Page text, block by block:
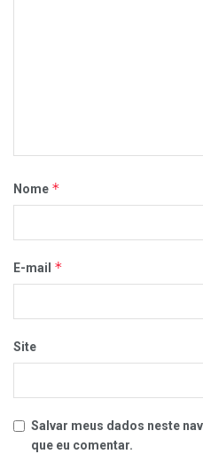
Nome *
E-mail *
Site
Salvar meus dados neste
que eu comentar.